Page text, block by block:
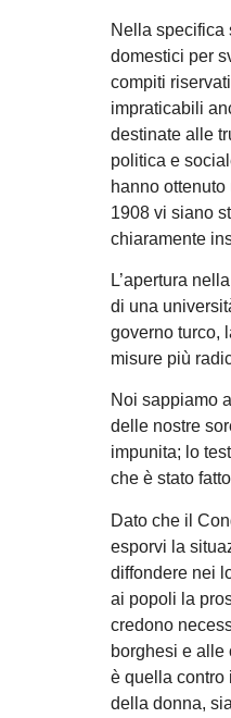
Nella specifica
domestici per
compiti
impraticabili
destinate alle
politica e
hanno
1908 vi siano
chiaramente
L’apertura
di una
governo turco,
misure più
Noi sappiamo
delle nostre
impunita; lo
che è stato
Dato che il
esporvi la
diffondere nei
ai popoli la
credono
borghesi e alle
è quella contro
della donna,